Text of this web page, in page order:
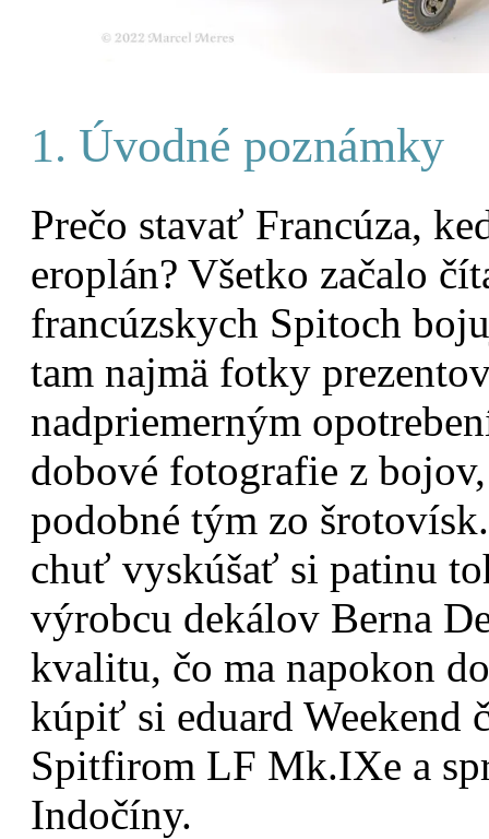
1. Úvodné poznámky
Prečo stavať Francúza,
eroplán? Všetko začalo
francúzskych Spitoch
tam najmä fotky
nadpriemerným
dobové fotografie z
podobné tým zo
chuť vyskúšať si patinu
výrobcu dekálov Berna
kvalitu, čo ma napokon
kúpiť si eduard Weekend
Spitfirom LF Mk.IXe a
Indočíny.